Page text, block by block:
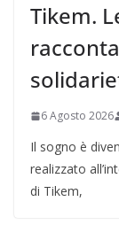
Tikem.
6 Agosto 2026
Il sogno è
realizzato
di Tikem,